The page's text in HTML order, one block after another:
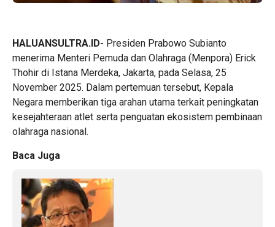
HALUANSULTRA.ID- Presiden Prabowo Subianto
menerima Menteri Pemuda dan Olahraga (Menpora) Erick
Thohir di Istana Merdeka, Jakarta, pada Selasa, 25
November 2025. Dalam pertemuan tersebut, Kepala
Negara memberikan tiga arahan utama terkait peningkatan
kesejahteraan atlet serta penguatan ekosistem pembinaan
olahraga nasional.
Baca Juga